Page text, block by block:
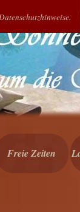
Menü
Freie Zeiten